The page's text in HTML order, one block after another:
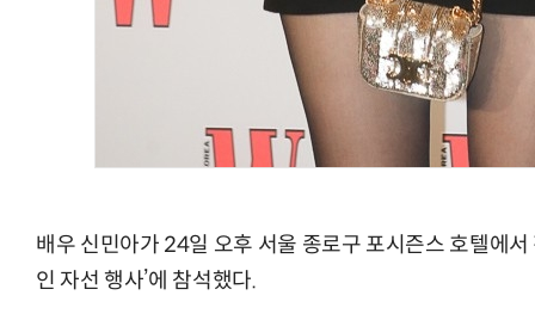
배우 신민아가 24일 오후 서울 종로구 포시즌스 호텔에
인 자선 행사’에 참석했다.